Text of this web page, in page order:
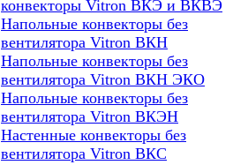
конвекторы Vitron ВКЭ и ВКВЭ
Напольные конвекторы без
вентилятора Vitron ВКН
Напольные конвекторы без
вентилятора Vitron ВКН ЭКО
Напольные конвекторы без
вентилятора Vitron ВКЭН
Настенные конвекторы без
вентилятора Vitron ВКС